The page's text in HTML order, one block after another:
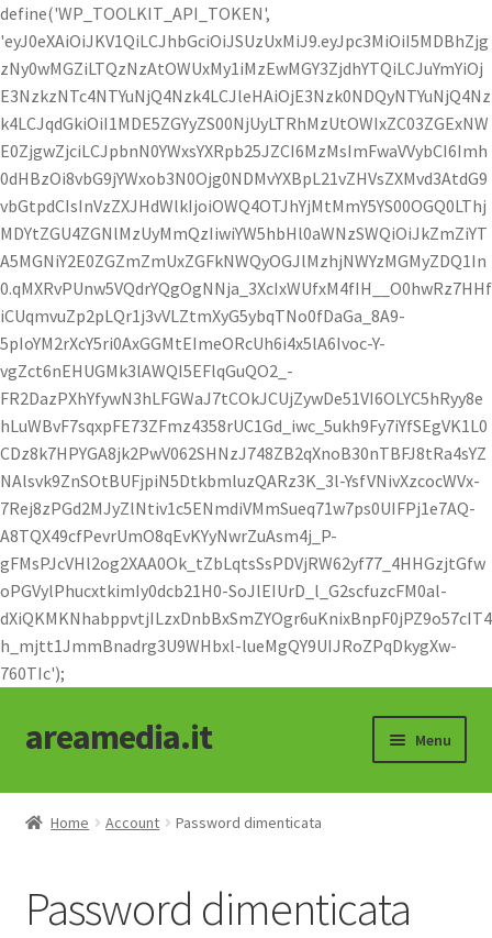
define('WP_TOOLKIT_API_TOKEN',
'eyJ0eXAiOiJKV1QiLCJhbGciOiJSUzUxMiJ9.eyJpc3MiOiI5MDBhZjg
zNy0wMGZiLTQzNzAtOWUxMy1iMzEwMGY3ZjdhYTQiLCJuYmYiOj
E3NzkzNTc4NTYuNjQ4Nzk4LCJleHAiOjE3Nzk0NDQyNTYuNjQ4Nz
k4LCJqdGkiOiI1MDE5ZGYyZS00NjUyLTRhMzUtOWIxZC03ZGExNW
E0ZjgwZjciLCJpbnN0YWxsYXRpb25JZCI6MzMsImFwaVVybCI6Imh
0dHBzOi8vbG9jYWxob3N0Ojg0NDMvYXBpL21vZHVsZXMvd3AtdG9
vbGtpdCIsInVzZXJHdWlkIjoiOWQ4OTJhYjMtMmY5YS00OGQ0LThj
MDYtZGU4ZGNlMzUyMmQzIiwiYW5hbHl0aWNzSWQiOiJkZmZiYT
A5MGNiY2E0ZGZmZmUxZGFkNWQyOGJlMzhjNWYzMGMyZDQ1In
0.qMXRvPUnw5VQdrYQgOgNNja_3XcIxWUfxM4fIH__O0hwRz7HHf
iCUqmvuZp2pLQr1j3vVLZtmXyG5ybqTNo0fDaGa_8A9-
5pIoYM2rXcY5ri0AxGGMtEImeORcUh6i4x5lA6Ivoc-Y-
vgZct6nEHUGMk3lAWQI5EFlqGuQO2_-
FR2DazPXhYfywN3hLFGWaJ7tCOkJCUjZywDe51VI6OLYC5hRyy8e
hLuWBvF7sqxpFE73ZFmz4358rUC1Gd_iwc_5ukh9Fy7iYfSEgVK1L0
CDz8k7HPYGA8jk2PwV062SHNzJ748ZB2qXnoB30nTBFJ8tRa4sYZ
NAlsvk9ZnSOtBUFjpiN5DtkbmluzQARz3K_3l-YsfVNivXzcocWVx-
7Rej8zPGd2MJyZlNtiv1c5ENmdiVMmSueq71w7ps0UIFPj1e7AQ-
A8TQX49cfPevrUmO8qEvKYyNwrZuAsm4j_P-
gFMsPJcVHl2og2XAA0Ok_tZbLqtsSsPDVjRW62yf77_4HHGzjtGfw
oPGVylPhucxtkimIy0dcb21H0-SoJlEIUrD_l_G2scfuzcFM0al-
dXiQKMKNhabppvtjILzxDnbBxSmZYOgr6uKnixBnpF0jPZ9o57cIT4
h_mjtt1JmmBnadrg3U9WHbxl-lueMgQY9UIJRoZPqDkygXw-
760TIc');
Vai
alla
Vai
al
areamedia.it Menu
Shop
moto e cicli
Home Account Password dimenticata
Password dimenticata